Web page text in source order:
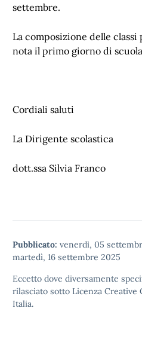
settembre.
La composizione delle
nota il primo giorno di
Cordiali saluti
La Dirigente scolastica
dott.ssa Silvia Franco
Pubblicato: venerdì, 05
martedì, 16 settembre 2025
Eccetto dove diversamente
rilasciato sotto Licenza Creative
Italia.